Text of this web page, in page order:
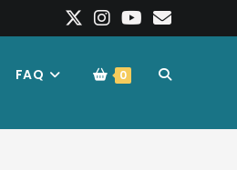
FAQ 0 TOGGLE
WEBSITE